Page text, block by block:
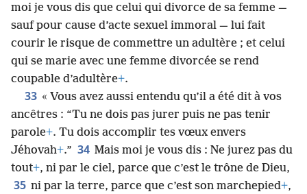
moi je vous dis que celui qui divorce de sa femme —
sauf pour cause d’acte sexuel immoral — lui fait
courir le risque de commettre un adultère ; et celui
qui se marie avec une femme divorcée se rend
coupable d’adultère+.
33 « Vous avez aussi entendu qu’il a été dit à vos
ancêtres : “Tu ne dois pas jurer puis ne pas tenir
parole+. Tu dois accomplir tes vœux envers
Jéhovah+.” 34 Mais moi je vous dis : Ne jurez pas du
tout+, ni par le ciel, parce que c’est le trône de Dieu,
35 ni par la terre, parce que c’est son marchepied+,